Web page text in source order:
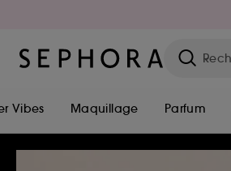
Vibes Maquillage Parfum